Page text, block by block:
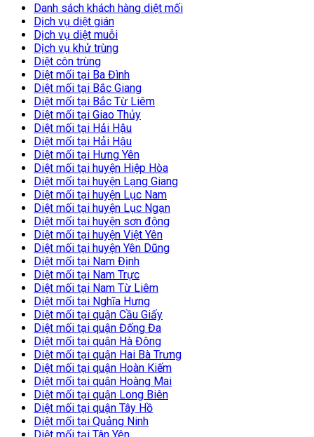
Danh sách khách hàng diệt mối
Dịch vụ diệt gián
Dịch vụ diệt muỗi
Dịch vụ khử trùng
Diệt côn trùng
Diệt mối tại Ba Đình
Diệt mối tại Bắc Giang
Diệt mối tại Bắc Từ Liêm
Diệt mối tại Giao Thủy
Diệt mối tại Hải Hậu
Diệt mối tại Hải Hậu
Diệt mối tại Hưng Yên
Diệt mối tại huyện Hiệp Hòa
Diệt mối tại huyện Lạng Giang
Diệt mối tại huyện Lục Nam
Diệt mối tại huyện Lục Ngạn
Diệt mối tại huyện sơn động
Diệt mối tại huyện Việt Yên
Diệt mối tại huyện Yên Dũng
Diệt mối tại Nam Định
Diệt mối tại Nam Trực
Diệt mối tại Nam Từ Liêm
Diệt mối tại Nghĩa Hưng
Diệt mối tại quận Cầu Giấy
Diệt mối tại quận Đống Đa
Diệt mối tại quận Hà Đông
Diệt mối tại quận Hai Bà Trưng
Diệt mối tại quận Hoàn Kiếm
Diệt mối tại quận Hoàng Mai
Diệt mối tại quận Long Biên
Diệt mối tại quận Tây Hồ
Diệt mối tại Quảng Ninh